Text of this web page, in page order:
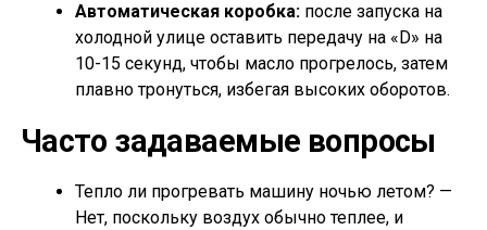
Автоматическая коробка:после запуска на
холодной улице оставить передачу на «D» на
10-15 секунд, чтобы масло прогрелось, затем
плавно тронуться, избегая высоких оборотов.
Часто задаваемые вопросы
Тепло ли прогревать машину ночью летом? —
Нет, поскольку воздух обычно теплее, и